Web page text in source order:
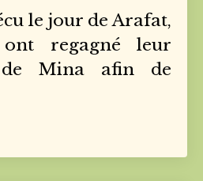
le jour de Arafat,
regagné leur
de Mina afin de